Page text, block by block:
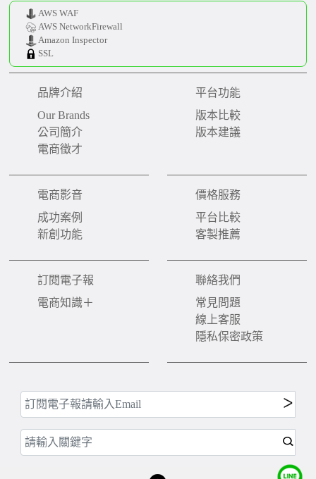
AWS WAF
AWS NetworkFirewall
Amazon Inspector
SSL
品牌介紹
Our Brands
公司簡介
電商徵才
平台功能
版本比較
版本建議
電商影音
成功案例
新創功能
價格服務
平台比較
客製推薦
訂閱電子報
電商知識＋
聯絡我們
常見問題
線上客服
隱私保密政策